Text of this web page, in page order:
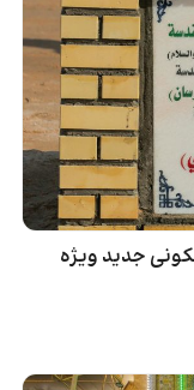
جدید ویژه